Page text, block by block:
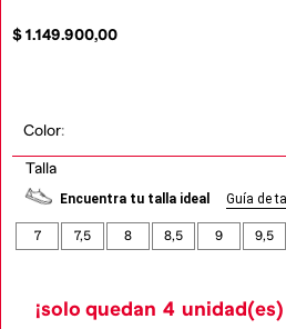
$1.149.900,00
Color:
Talla
Encuentra tu talla ideal Guía de
7 7,5 8 8,5 9 9,5
¡solo quedan 4